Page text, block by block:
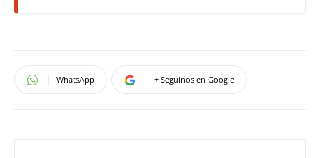
WhatsApp + Seguinos en Google